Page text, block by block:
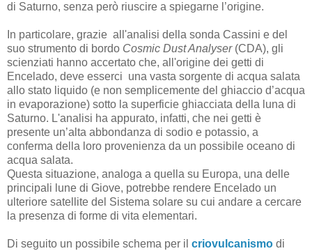
di Saturno, senza però riuscire a spiegarne l’origine.
In particolare, grazie all'analisi della sonda Cassini e del
suo strumento di bordo Cosmic Dust Analyser (CDA), gli
scienziati hanno accertato che, all'origine dei getti di
Encelado, deve esserci una vasta sorgente di acqua salata
allo stato liquido (e non semplicemente del ghiaccio d’acqua
in evaporazione) sotto la superficie ghiacciata della luna di
Saturno. L'analisi ha appurato, infatti, che nei getti è
presente un’alta abbondanza di sodio e potassio, a
conferma della loro provenienza da un possibile oceano di
acqua salata.
Questa situazione, analoga a quella su Europa, una delle
principali lune di Giove, potrebbe rendere Encelado un
ulteriore satellite del Sistema solare su cui andare a cercare
la presenza di forme di vita elementari.
Di seguito un possibile schema per il criovulcanismo di